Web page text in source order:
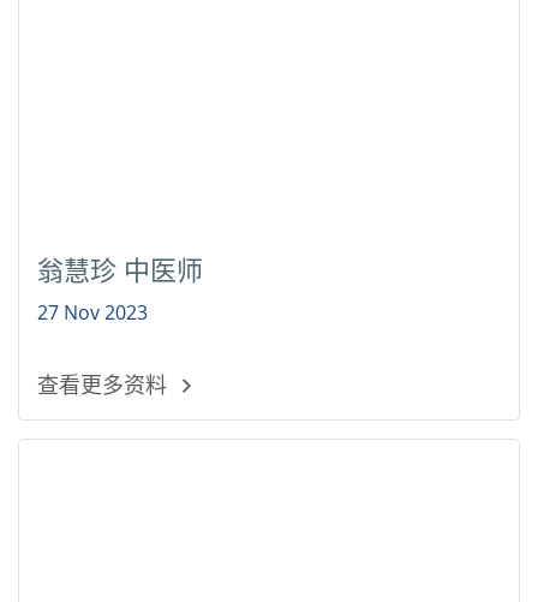
翁慧珍 中医师
27 Nov 2023
查看更多资料